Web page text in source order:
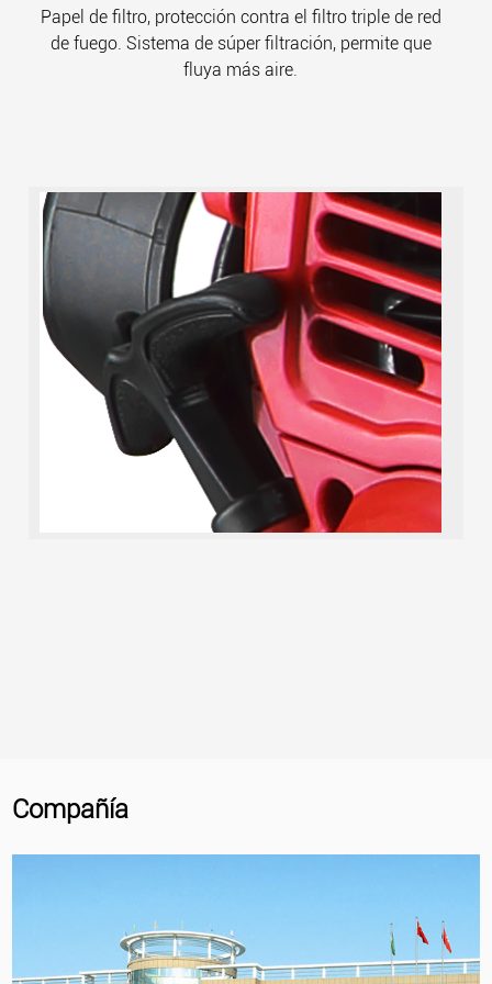
Papel de filtro, protección contra el filtro triple de red
de fuego. Sistema de súper filtración, permite que
fluya más aire.
Compañía